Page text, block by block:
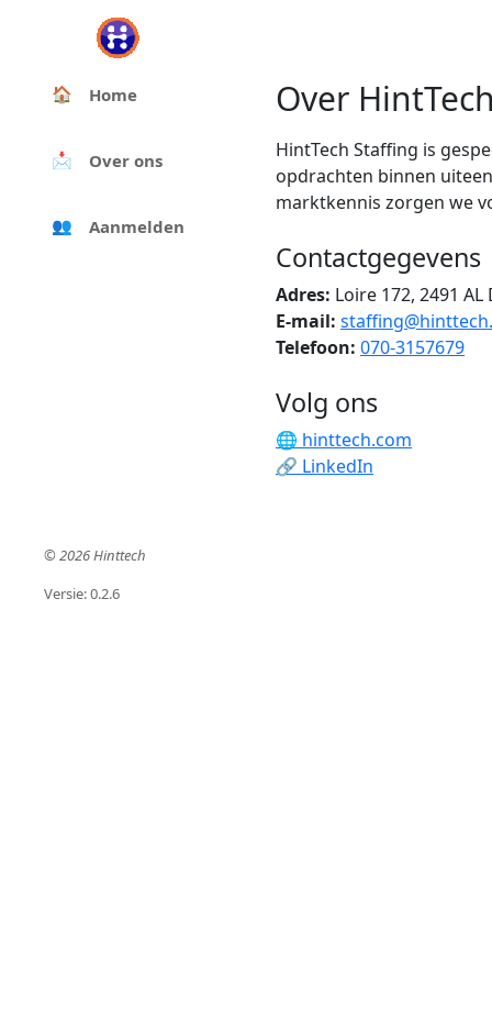
🏠 Home
📩 Over ons
👥 Aanmelden
Over
HintTech Staffing is
opdrachten binnen
marktkennis zorgen we
Contactgegevens
Adres: Loire 172, 2491 AL
E-mail:
Telefoon: 070-3157679
Volg ons
🌐 hinttech.com
🔗 LinkedIn
© 2026Hinttech
Versie:0.2.6